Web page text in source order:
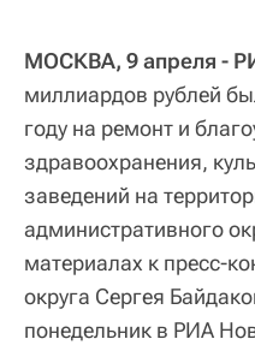
МОСКВА, 9 апреля -
миллиардов рублей
году на ремонт и
здравоохранения,
заведений на
административного
материалах к пресс-
округа Сергея
понедельник в РИА